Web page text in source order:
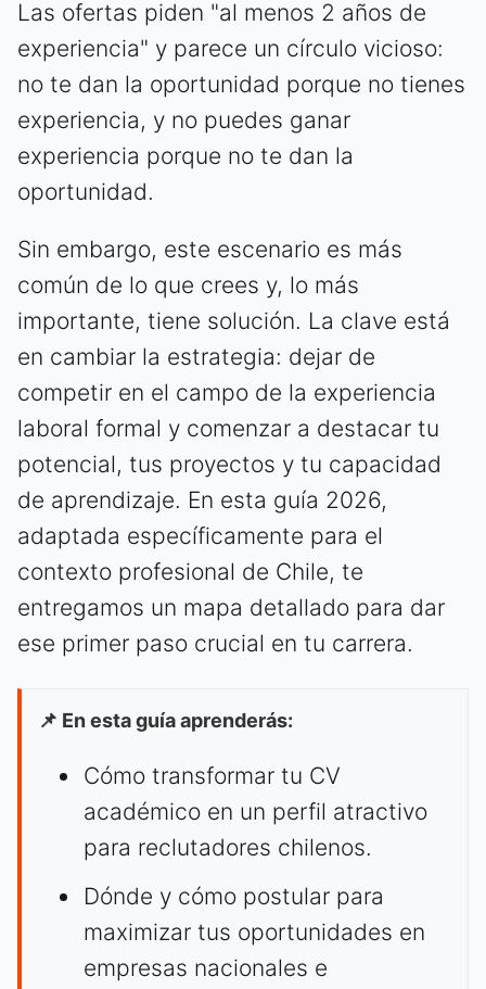
Las ofertas piden "al menos 2 años de
experiencia" y parece un círculo vicioso:
no te dan la oportunidad porque no tienes
experiencia, y no puedes ganar
experiencia porque no te dan la
oportunidad.
Sin embargo, este escenario es más
común de lo que crees y, lo más
importante, tiene solución. La clave está
en cambiar la estrategia: dejar de
competir en el campo de la experiencia
laboral formal y comenzar a destacar tu
potencial, tus proyectos y tu capacidad
de aprendizaje. En esta guía 2026,
adaptada específicamente para el
contexto profesional de Chile, te
entregamos un mapa detallado para dar
ese primer paso crucial en tu carrera.
📌 En esta guía aprenderás:
Cómo transformar tu CV
académico en un perfil atractivo
para reclutadores chilenos.
Dónde y cómo postular para
maximizar tus oportunidades en
empresas nacionales e